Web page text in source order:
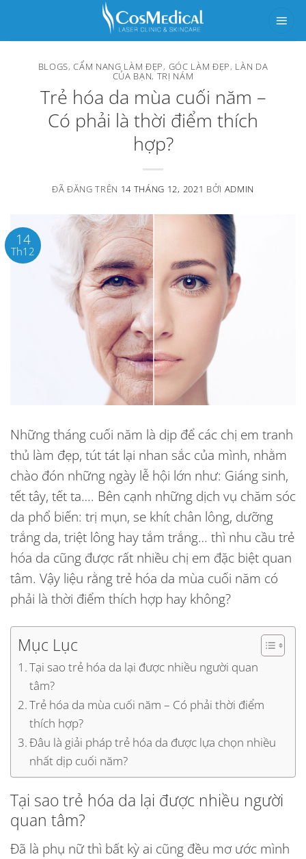
BLOGS,CẨM NANG LÀM ĐẸP, GÓC LÀM ĐẸP, LÀN DA
CỦA BẠN, TRỊ NÁM
Trẻ hóa da mùa cuối năm –
Có phải là thời điểm thích
hợp?
ĐÃ ĐĂNG TRÊN 14 THÁNG 12, 2021 BỞI ADMIN
14
Th12
Những tháng cuối năm là dịp để các chị em tranh
thủ làm đẹp, tút tát lại nhan sắc của mình, nhằm
chào đón những ngày lễ hội lớn như: Giáng sinh,
tết tây, tết ta…. Bên cạnh những dịch vụ chăm sóc
da phổ biến: trị mụn, se khít chân lông, dưỡng
trắng da, triệt lông hay tắm trắng… thì nhu cầu trẻ
hóa da cũng được rất nhiều chị em đặc biệt quan
tâm. Vậy liệu rằng trẻ hóa da mùa cuối năm có
phải là thời điểm thích hợp hay không?
Mục Lục
Tại sao trẻ hóa da lại được nhiều người quan
tâm?
Trẻ hóa da mùa cuối năm – Có phải thời điểm
thích hợp?
Đâu là giải pháp trẻ hóa da được lựa chọn nhiều
nhất dịp cuối năm?
Tại sao trẻ hóa da lại được nhiều người
quan tâm?
Đã là phụ nữ thì bất kỳ ai cũng đều mơ ước mình